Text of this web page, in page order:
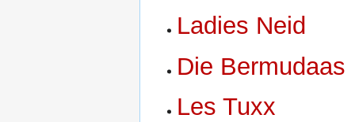
Ladies Neid
Die Bermudaas
Les Tuxx